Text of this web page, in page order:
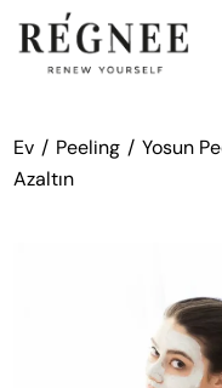
atla
Ev Peeling
Yosun
Azaltın